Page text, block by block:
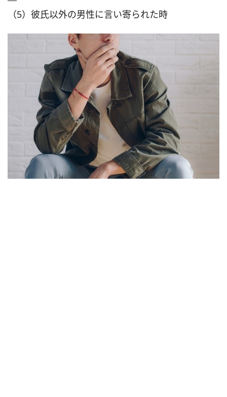
（5）彼氏以外の男性に言い寄られた時